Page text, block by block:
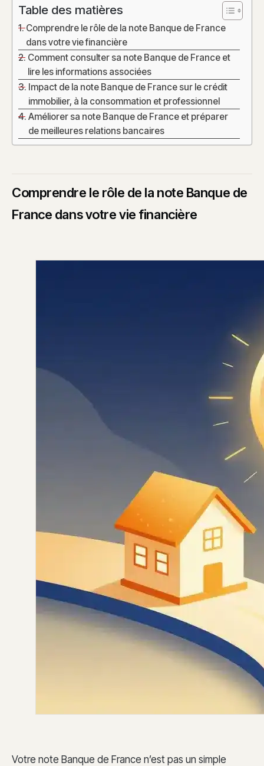
Table des matières
Comprendre le rôle de la note Banque de France
dans votre vie financière
Comment consulter sa note Banque de France et
lire les informations associées
Impact de la note Banque de France sur le crédit
immobilier, à la consommation et professionnel
Améliorer sa note Banque de France et préparer
de meilleures relations bancaires
Comprendre le rôle de la note Banque de
France dans votre vie financière
Votre note Banque de France n’est pas un simple